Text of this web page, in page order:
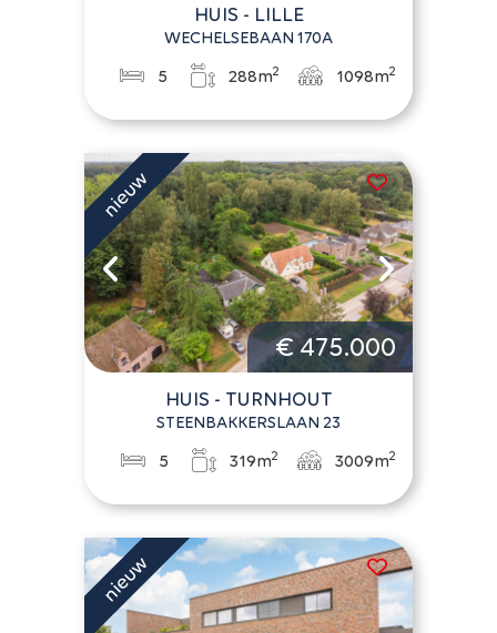
HUIS - LILLE
WECHELSEBAAN 170A
5 288m2 1098m2
€ 475.000
HUIS - TURNHOUT
STEENBAKKERSLAAN 23
5 319m2 3009m2